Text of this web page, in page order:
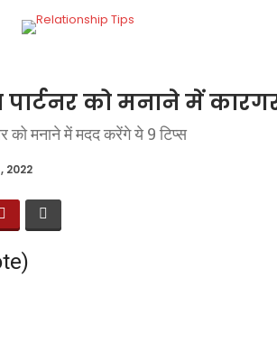
पार्टनर को मनाने में
मनाने में मदद करेंगे ये 9 टिप्स
2022